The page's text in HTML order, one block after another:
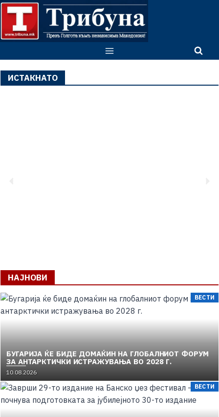
ИСТАКНАТО
НАЈНОВИ
ВЕСТИ
БУГАРИЈА ЌЕ БИДЕ ДОМАЌИН НА ГЛОБАЛНИОТ ФОРУМ
ЗА АНТАРКТИЧКИ ИСТРАЖУВАЊА ВО 2028 Г.
10.08.2026
ВЕСТИ